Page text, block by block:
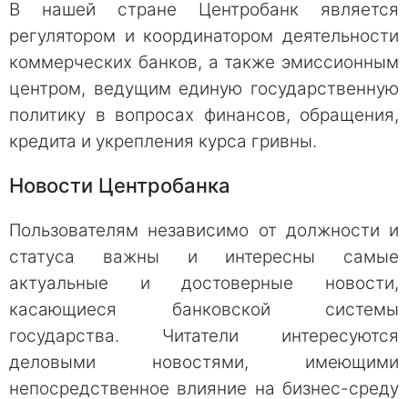
В нашей стране Центробанк является
регулятором и координатором деятельности
коммерческих банков, а также эмиссионным
центром, ведущим единую государственную
политику в вопросах финансов, обращения,
кредита и укрепления курса гривны.
Новости Центробанка
Пользователям независимо от должности и
статуса важны и интересны самые
актуальные и достоверные новости,
касающиеся банковской системы
государства. Читатели интересуются
деловыми новостями, имеющими
непосредственное влияние на бизнес-среду